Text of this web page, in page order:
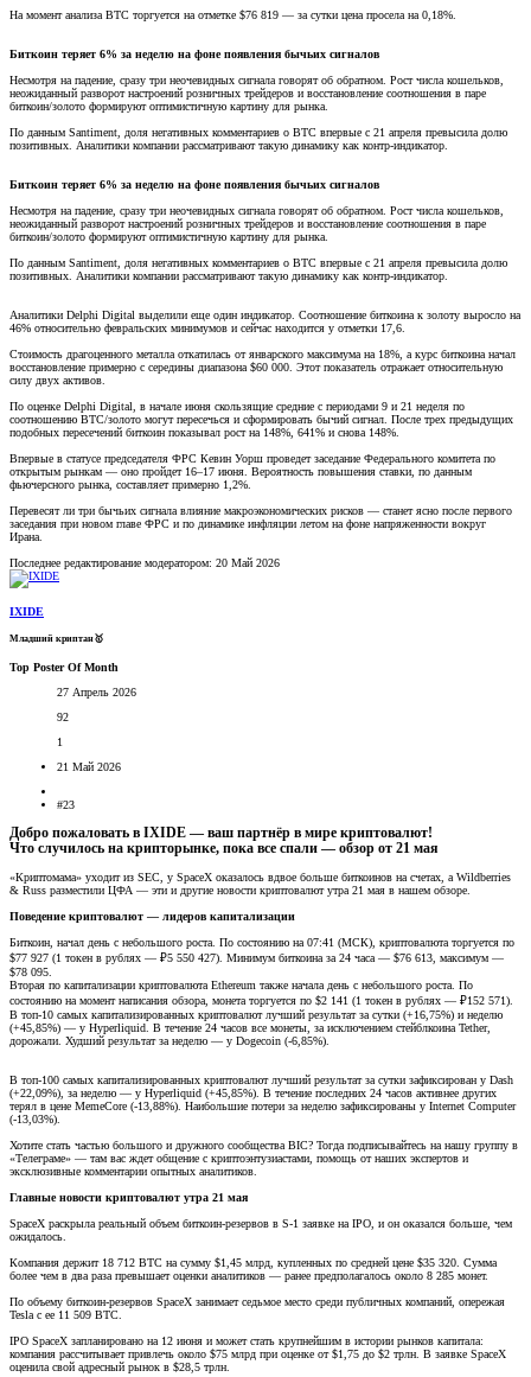
На момент анализа BTC торгуется на отметке $76 819 — за сутки цена просела на 0,18%.
Биткоин теряет 6% за неделю на фоне появления бычьих сигналов
Несмотря на падение, сразу три неочевидных сигнала говорят об обратном. Рост числа кошельков,
неожиданный разворот настроений розничных трейдеров и восстановление соотношения в паре
биткоин/золото формируют оптимистичную картину для рынка.
По данным Santiment, доля негативных комментариев о BTC впервые с 21 апреля превысила долю
позитивных. Аналитики компании рассматривают такую динамику как контр-индикатор.
Биткоин теряет 6% за неделю на фоне появления бычьих сигналов
Несмотря на падение, сразу три неочевидных сигнала говорят об обратном. Рост числа кошельков,
неожиданный разворот настроений розничных трейдеров и восстановление соотношения в паре
биткоин/золото формируют оптимистичную картину для рынка.
По данным Santiment, доля негативных комментариев о BTC впервые с 21 апреля превысила долю
позитивных. Аналитики компании рассматривают такую динамику как контр-индикатор.
Аналитики Delphi Digital выделили еще один индикатор. Соотношение биткоина к золоту выросло на
46% относительно февральских минимумов и сейчас находится у отметки 17,6.
Стоимость драгоценного металла откатилась от январского максимума на 18%, а курс биткоина начал
восстановление примерно с середины диапазона $60 000. Этот показатель отражает относительную
силу двух активов.
По оценке Delphi Digital, в начале июня скользящие средние с периодами 9 и 21 неделя по
соотношению BTC/золото могут пересечься и сформировать бычий сигнал. После трех предыдущих
подобных пересечений биткоин показывал рост на 148%, 641% и снова 148%.
Впервые в статусе председателя ФРС Кевин Уорш проведет заседание Федерального комитета по
открытым рынкам — оно пройдет 16–17 июня. Вероятность повышения ставки, по данным
фьючерсного рынка, составляет примерно 1,2%.
Перевесят ли три бычьих сигнала влияние макроэкономических рисков — станет ясно после первого
заседания при новом главе ФРС и по динамике инфляции летом на фоне напряженности вокруг
Ирана.
Последнее редактирование модератором: 20 Май 2026
IXIDE
Младший криптан🥇
Top Poster Of Month
27 Апрель 2026
92
1
21 Май 2026
#23
Добро пожаловать в IXIDE — ваш партнёр в мире криптовалют!
Что случилось на крипторынке, пока все спали — обзор от 21 мая​
«Криптомама» уходит из SEC, у SpaceX оказалось вдвое больше биткоинов на счетах, а Wildberries
& Russ разместили ЦФА — эти и другие новости криптовалют утра 21 мая в нашем обзоре.
Поведение криптовалют — лидеров капитализации
Биткоин, начал день с небольшого роста. По состоянию на 07:41 (МСК), криптовалюта торгуется по
$77 927 (1 токен в рублях — ₽5 550 427). Минимум биткоина за 24 часа — $76 613, максимум —
$78 095.
Вторая по капитализации криптовалюта Ethereum также начала день с небольшого роста. По
состоянию на момент написания обзора, монета торгуется по $2 141 (1 токен в рублях — ₽152 571).
В топ-10 самых капитализированных криптовалют лучший результат за сутки (+16,75%) и неделю
(+45,85%) — у Hyperliquid. В течение 24 часов все монеты, за исключением стейблкоина Tether,
дорожали. Худший результат за неделю — у Dogecoin (-6,85%).
В топ-100 самых капитализированных криптовалют лучший результат за сутки зафиксирован у Dash
(+22,09%), за неделю — у Hyperliquid (+45,85%). В течение последних 24 часов активнее других
терял в цене MemeCore (-13,88%). Наибольшие потери за неделю зафиксированы у Internet Computer
(-13,03%).
Хотите стать частью большого и дружного сообщества BIC? Тогда подписывайтесь на нашу группу в
«Телеграме» — там вас ждет общение с криптоэнтузиастами, помощь от наших экспертов и
эксклюзивные комментарии опытных аналитиков.
Главные новости криптовалют утра 21 мая
SpaceX раскрыла реальный объем биткоин-резервов в S-1 заявке на IPO, и он оказался больше, чем
ожидалось.
Компания держит 18 712 BTC на сумму $1,45 млрд, купленных по средней цене $35 320. Сумма
более чем в два раза превышает оценки аналитиков — ранее предполагалось около 8 285 монет.
По объему биткоин-резервов SpaceX занимает седьмое место среди публичных компаний, опережая
Tesla с ее 11 509 BTC.
IPO SpaceX запланировано на 12 июня и может стать крупнейшим в истории рынков капитала:
компания рассчитывает привлечь около $75 млрд при оценке от $1,75 до $2 трлн. В заявке SpaceX
оценила свой адресный рынок в $28,5 трлн.